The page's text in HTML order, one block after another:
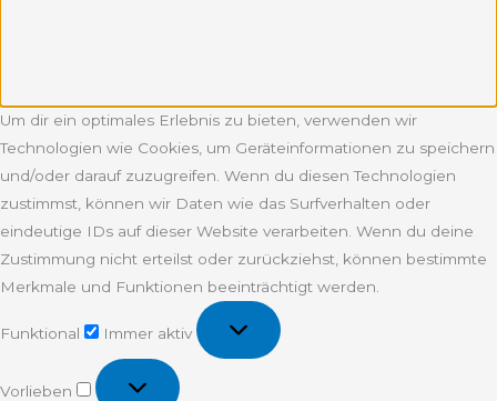
Um dir ein optimales Erlebnis zu bieten, verwenden wir
Technologien wie Cookies, um Geräteinformationen zu speichern
und/oder darauf zuzugreifen. Wenn du diesen Technologien
zustimmst, können wir Daten wie das Surfverhalten oder
eindeutige IDs auf dieser Website verarbeiten. Wenn du deine
Zustimmung nicht erteilst oder zurückziehst, können bestimmte
Merkmale und Funktionen beeinträchtigt werden.
Funktional
Immer aktiv
Vorlieben
Vorlieben